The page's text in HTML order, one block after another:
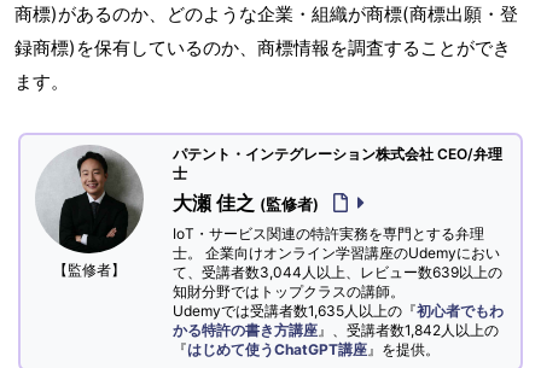
商標)があるのか、どのような企業・組織が商標(商標出願・登
録商標)を保有しているのか、商標情報を調査することができ
ます。
【監修者】
パテント・インテグレーション株式会社 CEO/弁理
士
大瀬 佳之 (監修者)
IoT・サービス関連の特許実務を専門とする弁理
士。 企業向けオンライン学習講座のUdemyにおい
て、受講者数3,044人以上、レビュー数639以上の
知財分野ではトップクラスの講師。
Udemyでは受講者数1,635人以上の『初心者でもわ
かる特許の書き方講座 』、受講者数1,842人以上の
『はじめて使うChatGPT講座 』を提供。